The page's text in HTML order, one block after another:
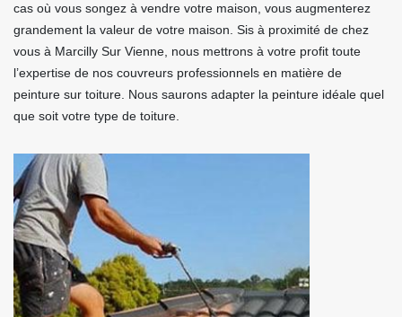
cas où vous songez à vendre votre maison, vous augmenterez
grandement la valeur de votre maison. Sis à proximité de chez
vous à Marcilly Sur Vienne, nous mettrons à votre profit toute
l’expertise de nos couvreurs professionnels en matière de
peinture sur toiture. Nous saurons adapter la peinture idéale quel
que soit votre type de toiture.